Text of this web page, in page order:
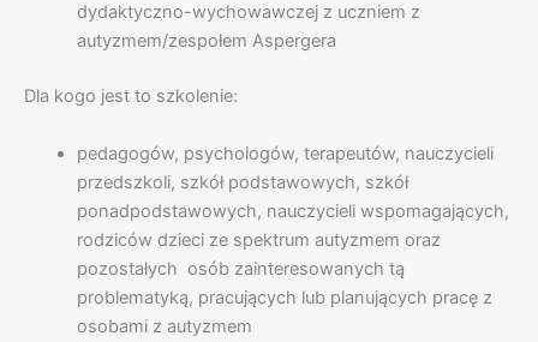
dydaktyczno-wychowawczej z uczniem z
autyzmem/zespołem Aspergera
Dla kogo jest to szkolenie:
pedagogów, psychologów, terapeutów, nauczycieli
przedszkoli, szkół podstawowych, szkół
ponadpodstawowych, nauczycieli wspomagających,
rodziców dzieci ze spektrum autyzmem oraz
pozostałych osób zainteresowanych tą
problematyką, pracujących lub planujących pracę z
osobami z autyzmem